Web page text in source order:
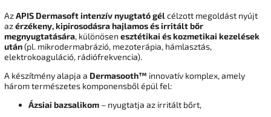
AzAPIS Dermasoft intenzív nyugtató gélcélzott megoldást nyújt
azérzékeny, kipirosodásra hajlamos és irritált bőr
megnyugtatására, különösen esztétikai és kozmetikai kezelések
után(pl. mikrodermabrázió, mezoterápia, hámlasztás,
elektrokoaguláció, rádiófrekvencia).
A készítmény alapja a Dermasooth™ innovatív komplex, amely
három természetes komponensből épül fel:
Ázsiai bazsalikom – nyugtatja az irritált bőrt,